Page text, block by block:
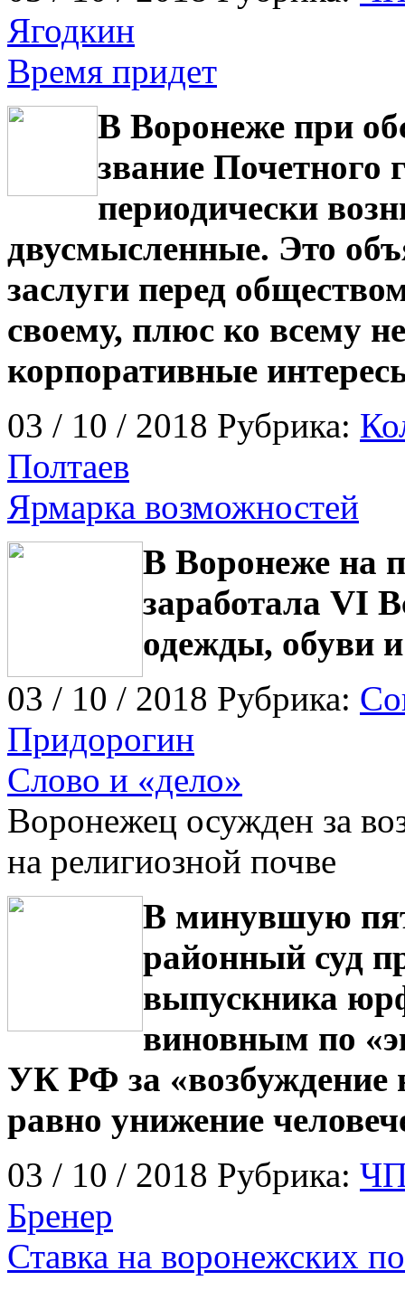
Ягодкин
Время придет
В Воронеже при
звание Почетного
периодически
двусмысленные. Это
заслуги перед
своему, плюс ко всему
корпоративные
03 / 10 / 2018 Рубрика:
Полтаев
Ярмарка возможностей
В Воронеже на
заработала VI
одежды, обуви
03 / 10 / 2018 Рубрика:
Придорогин
Слово и «дело»
Воронежец осужден за
на религиозной почве
В минувшую
районный суд
выпускника
виновным по
УК РФ за «возбуждение
равно унижение
03 / 10 / 2018 Рубрика:
Бренер
Ставка на воронежских